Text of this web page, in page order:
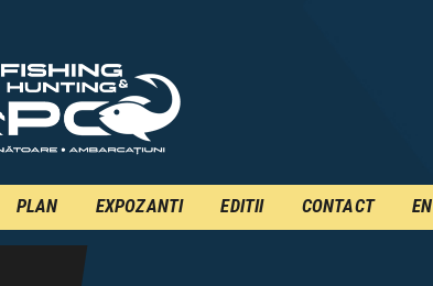
PLAN EXPOZANTI EDITII CONTACT EN